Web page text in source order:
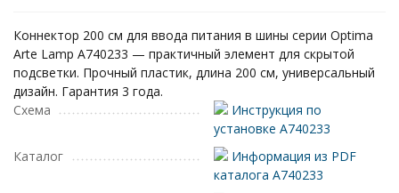
Коннектор 200 см для ввода питания в шины серии Optima
Arte Lamp A740233 — практичный элемент для скрытой
подсветки. Прочный пластик, длина 200 см, универсальный
дизайн. Гарантия 3 года.
Схема
Инструкция по
установке A740233
Каталог
Информация из PDF
каталога A740233